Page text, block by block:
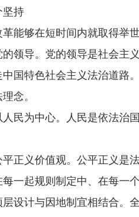
持
够在短时间内就取得举世
导。党的领导是社会主义
特色社会主义法治道路。
念。
为中心。人民是依法治国
义价值观。公平正义是法
一起规则制定中、在每一
计与因地制宜相结合。全